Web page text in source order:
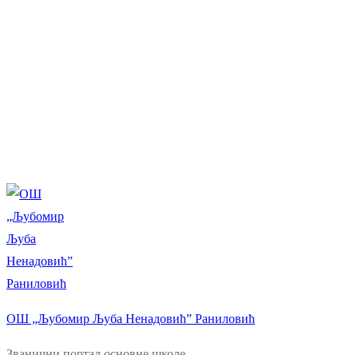
ОШ „Љубомир Љуба Ненадовић” Раниловић